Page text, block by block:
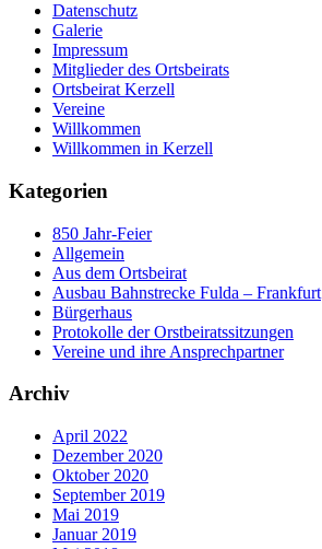
Datenschutz
Galerie
Impressum
Mitglieder des Ortsbeirats
Ortsbeirat Kerzell
Vereine
Willkommen
Willkommen in Kerzell
Kategorien
850 Jahr-Feier
Allgemein
Aus dem Ortsbeirat
Ausbau Bahnstrecke Fulda – Frankfurt
Bürgerhaus
Protokolle der Orstbeiratssitzungen
Vereine und ihre Ansprechpartner
Archiv
April 2022
Dezember 2020
Oktober 2020
September 2019
Mai 2019
Januar 2019